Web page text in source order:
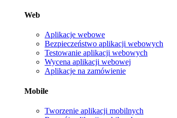
Web
Aplikacje webowe
Bezpieczeństwo aplikacji webowych
Testowanie aplikacji webowych
Wycena aplikacji webowej
Aplikacje na zamówienie
Mobile
Tworzenie aplikacji mobilnych